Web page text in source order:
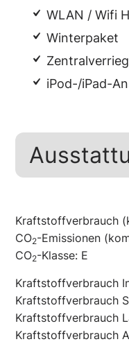
WLAN / Wifi
Winterpaket
iPod-/iPad-
Kraftstoffverbrauch
CO2-Emissionen
CO2-Klasse: E
Kraftstoffverbrauch
Kraftstoffverbrauch
Kraftstoffverbrauch
Kraftstoffverbrauch